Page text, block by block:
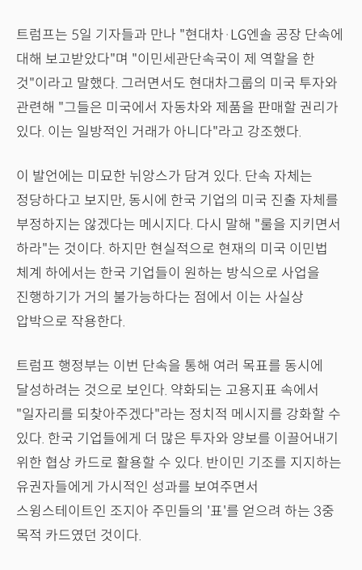
트럼프는 5일 기자들과 만나 "현대차·LG엔솔 공장 단속에
대해 보고받았다"며 "이민세관단속국이 제 역할을 한
것"이라고 말했다. 그러면서도 현대차그룹의 미국 투자와
관련해 "그들은 미국에서 자동차와 제품을 판매할 권리가
있다. 이는 일방적인 거래가 아니다"라고 강조했다.
이 발언에는 미묘한 뉘앙스가 담겨 있다. 단속 자체는
정당하다고 보지만, 동시에 한국 기업의 미국 진출 자체를
부정하지는 않겠다는 메시지다. 다시 말해 "룰을 지키면서
하라"는 것이다. 하지만 현실적으로 현재의 미국 이민법
체계 하에서는 한국 기업들이 원하는 방식으로 사업을
진행하기가 거의 불가능하다는 점에서 이는 사실상
압박으로 작용한다.
트럼프 행정부는 이번 단속을 통해 여러 목표를 동시에
달성하려는 것으로 보인다. 약화되는 고용지표 속에서
"일자리를 되찾아주겠다"라는 정치적 메시지를 강화할 수
있다. 한국 기업들에게 더 많은 투자와 양보를 이끌어내기
위한 협상 카드로 활용할 수 있다. 반이민 기조를 지지하는
유권자들에게 가시적인 성과를 보여주면서
스윙스테이트인 조지아 주민들의 '표'를 얻으려 하는 3중
목적 카드였던 것이다.